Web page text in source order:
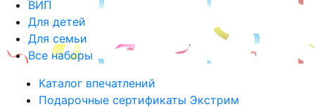
ВИП
Для детей
Для семьи
Все наборы
Каталог впечатлений
Подарочные сертификаты Экстрим